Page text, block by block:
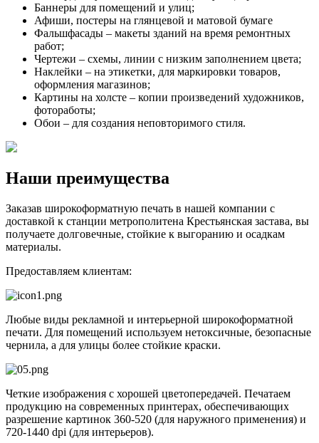
Баннеры для помещений и улиц;
Афиши, постеры на глянцевой и матовой бумаге
Фальшфасады – макеты зданий на время ремонтных
работ;
Чертежи – схемы, линии с низким заполнением цвета;
Наклейки – на этикетки, для маркировки товаров,
оформления магазинов;
Картины на холсте – копии произведений художников,
фотоработы;
Обои – для создания неповторимого стиля.
Наши преимущества
Заказав широкоформатную печать в нашей компании с
доставкой к станции метрополитена Крестьянская застава, вы
получаете долговечные, стойкие к выгоранию и осадкам
материалы.
Предоставляем клиентам:
Любые виды рекламной и интерьерной широкоформатной
печати. Для помещений используем нетоксичные, безопасные
чернила, а для улицы более стойкие краски.
Четкие изображения с хорошей цветопередачей. Печатаем
продукцию на современных принтерах, обеспечивающих
разрешение картинок 360-520 (для наружного применения) и
720-1440 dpi (для интерьеров).